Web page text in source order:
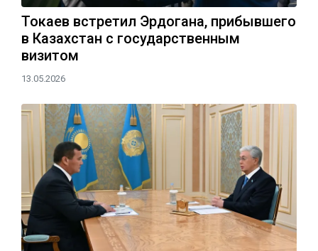
Токаев встретил Эрдогана, прибывшего
в Казахстан с государственным
визитом
13.05.2026